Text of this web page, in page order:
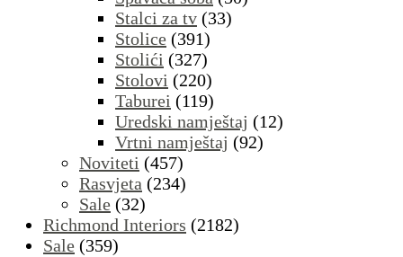
Stalci za tv (33)
Stolice (391)
Stolići (327)
Stolovi (220)
Taburei (119)
Uredski namještaj (12)
Vrtni namještaj (92)
Noviteti (457)
Rasvjeta (234)
Sale (32)
Richmond Interiors (2182)
Sale (359)